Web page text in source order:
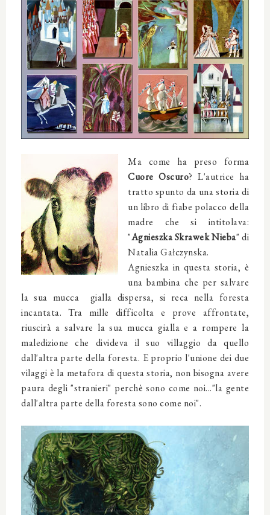
Ma come ha preso forma
Cuore Oscuro? L'autrice ha
tratto spunto da una storia di
un libro di fiabe polacco della
madre che si intitolava:
"Agnieszka Skrawek Nieba" di
Natalia Gałczynska.
Agnieszka in questa storia, è
una bambina che per salvare
la sua mucca gialla dispersa, si reca nella foresta
incantata. Tra mille difficolta e prove affrontate,
riuscirà a salvare la sua mucca gialla e a rompere la
maledizione che divideva il suo villaggio da quello
dall'altra parte della foresta. E proprio l'unione dei due
vilaggi è la metafora di questa storia, non bisogna avere
paura degli "stranieri" perchè sono come noi..."la gente
dall'altra parte della foresta sono come noi".